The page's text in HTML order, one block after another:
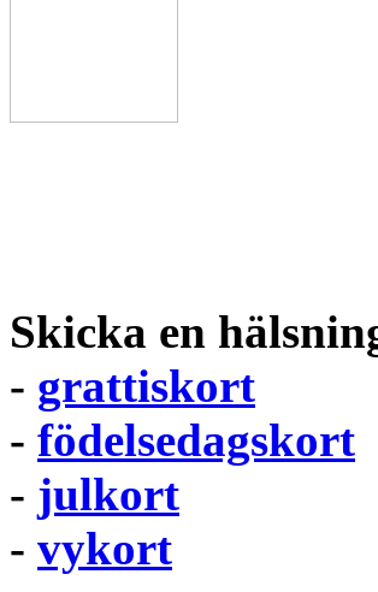
Skicka en
- grattiskort
- födelsedagskort
- julkort
- vykort